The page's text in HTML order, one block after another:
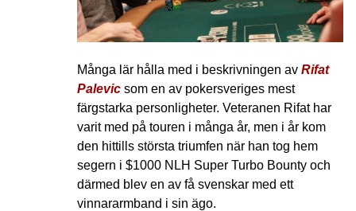
Många lär hålla med i beskrivningen av Rifat
Palevicsom en av pokersveriges mest
färgstarka personligheter. Veteranen Rifat har
varit med på touren i många år, men i år kom
den hittills största triumfen när han tog hem
segern i $1000 NLH Super Turbo Bounty och
därmed blev en av få svenskar med ett
vinnararmband i sin ägo.